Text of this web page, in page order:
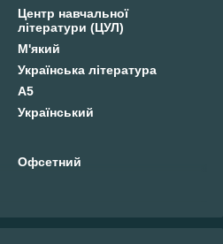
Центр навчальної
літератури (ЦУЛ)
М'який
Українська література
А5
Український
Офсетний